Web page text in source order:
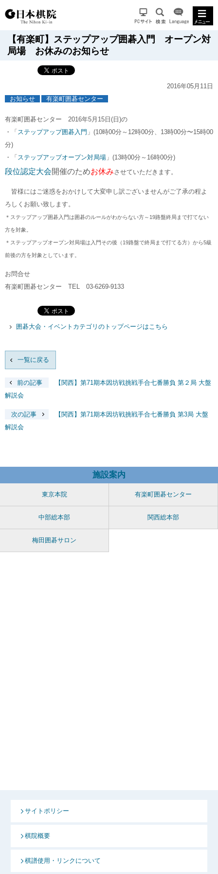
【有楽町】ステップアップ囲碁入門 オープン対
局場 お休みのお知らせ
2016年05月11日
お知らせ
有楽町囲碁センター
有楽町囲碁センター 2016年5月15日(日)の
・「 ステップアップ囲碁入門 」(10時00分～12時00分、13時00分〜15時00
分)
・「 ステップアップオープン対局場 」(13時00分～16時00分)
段位認定大会開催のためお休みさせていただきます。
皆様にはご迷惑をおかけして大変申し訳ございませんがご了承の程よ
ろしくお願い致します。
＊ステップアップ囲碁入門は囲碁のルールがわからない方～19路盤終局まで打てない
方を対象。
＊ステップアップオープン対局場は入門その後（19路盤で終局まで打てる方）から5級
前後の方を対象としています。
お問合せ
有楽町囲碁センター TEL 03-6269-9133
囲碁大会・イベントカテゴリのトップページはこちら
一覧に戻る
前の記事
【関西】第71期本因坊戦挑戦手合七番勝負 第２局 大盤
解説会
次の記事
【関西】第71期本因坊戦挑戦手合七番勝負 第3局 大盤
解説会
施設案内
東京本院 有楽町囲碁センター
中部総本部 関西総本部
梅田囲碁サロン
サイトポリシー
棋院概要
棋譜使用・リンクについて